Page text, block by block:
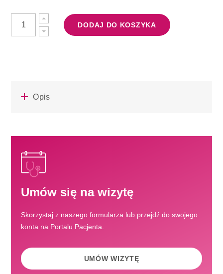
DODAJ DO KOSZYKA
Opis
Umów się na wizytę
Skorzystaj z naszego formularza lub przejdź do swojego
konta na Portalu Pacjenta.
UMÓW WIZYTĘ